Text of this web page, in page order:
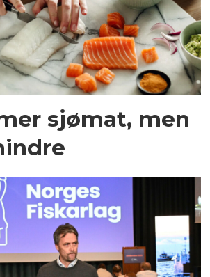
sjømat, men